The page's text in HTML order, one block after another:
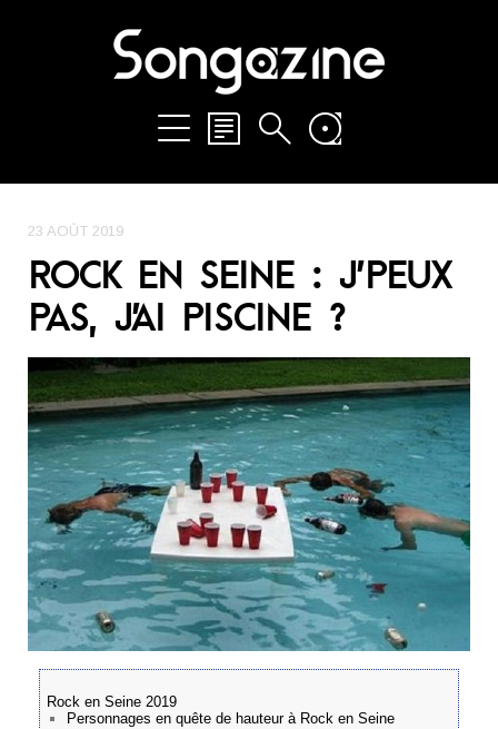
23 AOÛT 2019
ROCK EN SEINE : J’PEUX
PAS, J’AI PISCINE ?
Rock en Seine 2019
Personnages en quête de hauteur à Rock en Seine